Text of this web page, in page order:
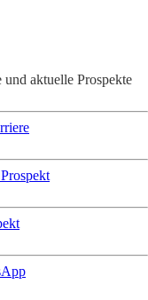
aktuelle Prospekte
App